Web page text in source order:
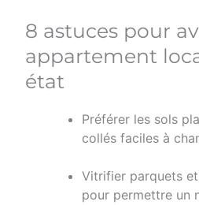
8 astuces pour
appartement
état
Préférer les sols
collés faciles à
Vitrifier parquets
pour permettre un